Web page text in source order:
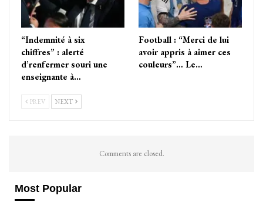
“Indemnité à six
chiffres” : alerté
d’renfermer souri une
enseignante à…
Football : “Merci de lui
avoir appris à aimer ces
couleurs”… Le…
PREV NEXT
Comments are closed.
Most Popular